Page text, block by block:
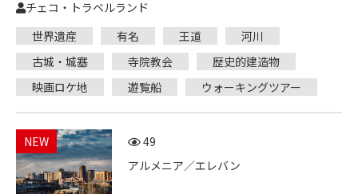
チェコ・トラベルランド
世界遺産
有名 王道
河川
古城・城塞
寺院教会
歴史的建造物
映画ロケ地
遊覧船 ウォーキングツアー
NEW
49
アルメニア／エレバン